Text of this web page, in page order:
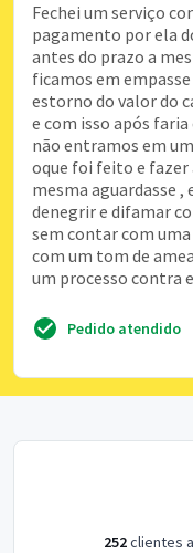
Fechei um serviço
pagamento por ela
antes do prazo a
ficamos em
estorno do valor do
e com isso após
não entramos em
oque foi feito e fazer
mesma aguardasse
denegrir e difamar
sem contar com
com um tom de
um processo contra
Pedido atendido
252clientes